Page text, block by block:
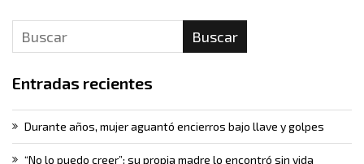
Buscar
Entradas recientes
Durante años, mujer aguantó encierros bajo llave y golpes
“No lo puedo creer”: su propia madre lo encontró sin vida